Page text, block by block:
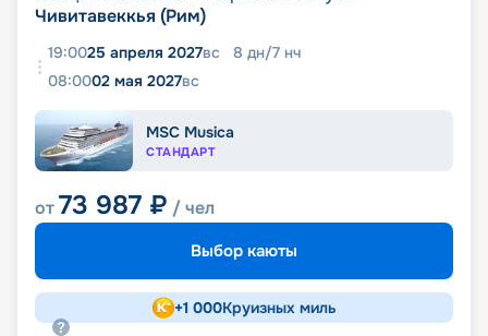
Чивитавеккья (Рим)
19:0025 апреля 2027вс 8 дн/7 нч
08:0002 мая 2027вс
MSC Musica
СТАНДАРТ
от73 987 ₽ / чел
Выбор каюты
+1 000Круизных миль